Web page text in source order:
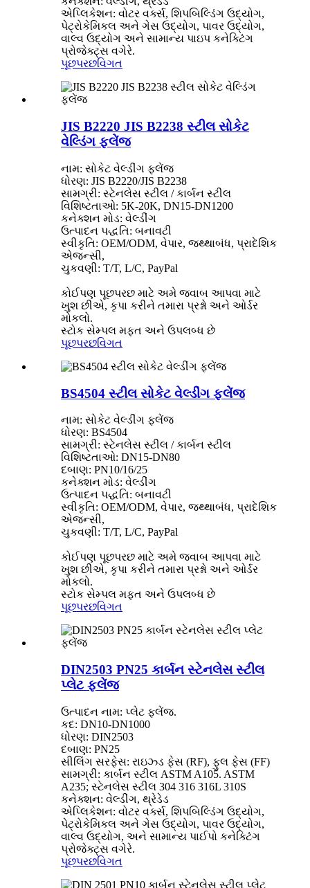
એપ્લિકેશન: વોટર વર્ક્સ, શિપબિલ્ડિંગ ઉદ્યોગ,
પેટ્રોકેમિકલ અને ગેસ ઉદ્યોગ, પાવર ઉદ્યોગ,
વાલ્વ ઉદ્યોગ અને સામાન્ય પાઇપ કનેક્ટિંગ
પ્રોજેક્ટ્સ વગેરે.
પૂછપરછવિગત
JIS B2220 JIS B2238 સ્ટીલ સોકેટ
વેલ્ડિંગ ફ્લેંજ
નામ: સોકેટ વેલ્ડીંગ ફ્લેંજ
ધોરણ: JIS B2220/JIS B2238
સામગ્રી: સ્ટેનલેસ સ્ટીલ / કાર્બન સ્ટીલ
વિશિષ્ટતાઓ: 5K-20K, DN15-DN1200
કનેક્શન મોડ: વેલ્ડીંગ
ઉત્પાદન પદ્ધતિ: બનાવટી
સ્વીકૃતિ: OEM/ODM, વેપાર, જથ્થાબંધ, પ્રાદેશિક
એજન્સી,
ચુકવણી: T/T, L/C, PayPal
કોઈપણ પૂછપરછ માટે અમે જવાબ આપવા માટે
ખુશ છીએ, કૃપા કરીને તમારા પ્રશ્નો અને ઓર્ડર
મોકલો.
સ્ટોક સેમ્પલ મફત અને ઉપલબ્ધ છે
પૂછપરછવિગત
BS4504 સ્ટીલ સોકેટ વેલ્ડીંગ ફ્લેંજ
નામ: સોકેટ વેલ્ડીંગ ફ્લેંજ
ધોરણ: BS4504
સામગ્રી: સ્ટેનલેસ સ્ટીલ / કાર્બન સ્ટીલ
વિશિષ્ટતાઓ: DN15-DN80
દબાણ: PN10/16/25
કનેક્શન મોડ: વેલ્ડીંગ
ઉત્પાદન પદ્ધતિ: બનાવટી
સ્વીકૃતિ: OEM/ODM, વેપાર, જથ્થાબંધ, પ્રાદેશિક
એજન્સી,
ચુકવણી: T/T, L/C, PayPal
કોઈપણ પૂછપરછ માટે અમે જવાબ આપવા માટે
ખુશ છીએ, કૃપા કરીને તમારા પ્રશ્નો અને ઓર્ડર
મોકલો.
સ્ટોક સેમ્પલ મફત અને ઉપલબ્ધ છે
પૂછપરછવિગત
DIN2503 PN25 કાર્બન સ્ટેનલેસ સ્ટીલ
પ્લેટ ફ્લેંજ
ઉત્પાદન નામ: પ્લેટ ફ્લેંજ.
કદ: DN10-DN1000
ધોરણ: DIN2503
દબાણ: PN25
સીલિંગ સરફેસ: રાઇઝ્ડ ફેસ (RF), ફુલ ફેસ (FF)
સામગ્રી: કાર્બન સ્ટીલ ASTM A105. ASTM
A235; સ્ટેનલેસ સ્ટીલ 304 316 316L 310S
કનેક્શન: વેલ્ડીંગ, થ્રેડેડ
એપ્લિકેશન: વોટર વર્ક્સ, શિપબિલ્ડિંગ ઉદ્યોગ,
પેટ્રોકેમિકલ અને ગેસ ઉદ્યોગ, પાવર ઉદ્યોગ,
વાલ્વ ઉદ્યોગ, અને સામાન્ય પાઈપો કનેક્ટિંગ
પ્રોજેક્ટ્સ વગેરે.
પૂછપરછવિગત